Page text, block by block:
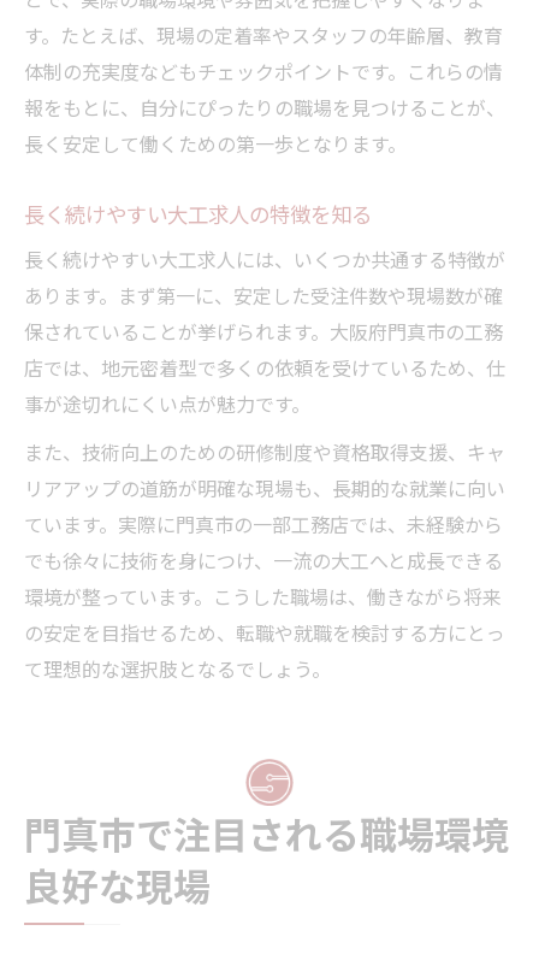
す。たとえば、現場の定着率やスタッフの年齢層、教育
体制の充実度などもチェックポイントです。これらの情
報をもとに、自分にぴったりの職場を見つけることが、
長く安定して働くための第一歩となります。
長く続けやすい大工求人の特徴を知る
長く続けやすい大工求人には、いくつか共通する特徴が
あります。まず第一に、安定した受注件数や現場数が確
保されていることが挙げられます。大阪府門真市の工務
店では、地元密着型で多くの依頼を受けているため、仕
事が途切れにくい点が魅力です。
また、技術向上のための研修制度や資格取得支援、キャ
リアアップの道筋が明確な現場も、長期的な就業に向い
ています。実際に門真市の一部工務店では、未経験から
でも徐々に技術を身につけ、一流の大工へと成長できる
環境が整っています。こうした職場は、働きながら将来
の安定を目指せるため、転職や就職を検討する方にとっ
て理想的な選択肢となるでしょう。
門真市で注目される職場環境
良好な現場